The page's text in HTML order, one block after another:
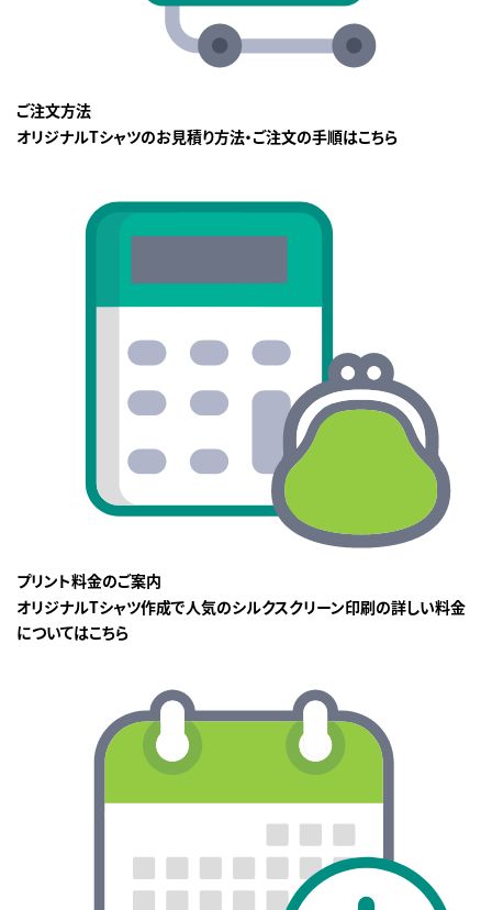
ご注文方法
オリジナルTシャツのお見積り方法・ご注文の手順はこちら
プリント料金のご案内
オリジナルTシャツ作成で人気のシルクスクリーン印刷の詳しい料金
についてはこちら